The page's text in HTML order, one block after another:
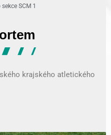
SCM 1
krajského atletického